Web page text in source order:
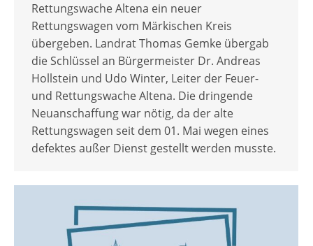
Rettungswache Altena ein neuer
Rettungswagen vom Märkischen Kreis
übergeben. Landrat Thomas Gemke übergab
die Schlüssel an Bürgermeister Dr. Andreas
Hollstein und Udo Winter, Leiter der Feuer-
und Rettungswache Altena. Die dringende
Neuanschaffung war nötig, da der alte
Rettungswagen seit dem 01. Mai wegen eines
defektes außer Dienst gestellt werden musste.